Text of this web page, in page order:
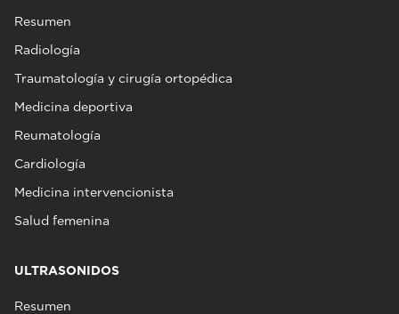
Resumen
Radiología
Traumatología y cirugía ortopédica
Medicina deportiva
Reumatología
Cardiología
Medicina intervencionista
Salud femenina
ULTRASONIDOS
Resumen